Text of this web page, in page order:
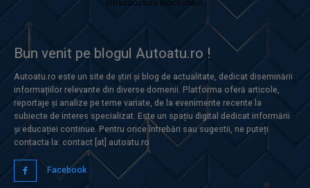
infrastructura blockchain.
Bun venit pe blogul Autoatu.ro !
Autoatu.ro este un site de știri și blog de actualitate, dedicat diseminării
informațiilor relevante din diverse domenii. Platforma oferă articole,
reportaje și analize pe teme variate, de la evenimente recente la
subiecte de interes specializat. Este un spațiu digital dedicat informării
și educației continue. Pentru orice întrebări sau sugestii, ne puteți
contacta la: contact [at] autoatu.ro
Facebook